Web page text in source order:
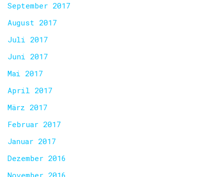
September 2017
August 2017
Juli 2017
Juni 2017
Mai 2017
April 2017
März 2017
Februar 2017
Januar 2017
Dezember 2016
November 2016